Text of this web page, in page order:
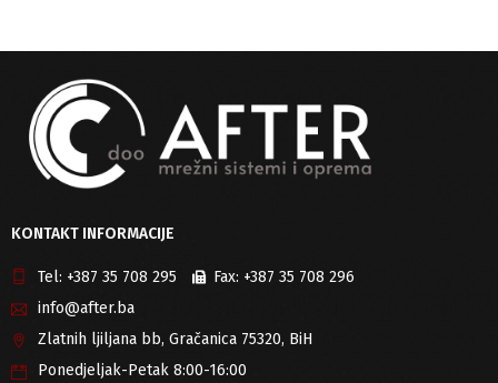
KONTAKT INFORMACIJE
Tel: +387 35 708 295 Fax: +387 35 708 296
info@after.ba
Zlatnih ljiljana bb, Gračanica 75320, BiH
Ponedjeljak-Petak 8:00-16:00